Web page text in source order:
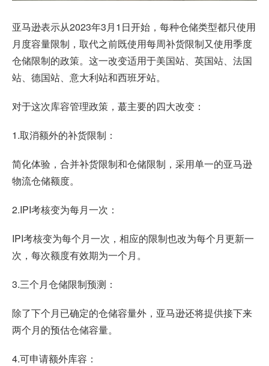
亚马逊表示从2023年3月1日开始，每种仓储类型都只使用
月度容量限制，取代之前既使用每周补货限制又使用季度
仓储限制的政策。这一改变适用于美国站、英国站、法国
站、德国站、意大利站和西班牙站。
对于这次库容管理政策，蕞主要的四大改变：
1.取消额外的补货限制：
简化体验，合并补货限制和仓储限制，采用单一的亚马逊
物流仓储额度。
2.IPI考核变为每月一次：
IPI考核变为每个月一次，相应的限制也改为每个月更新一
次，每次额度有效期为一个月。
3.三个月仓储限制预测：
除了下个月已确定的仓储容量外，亚马逊还将提供接下来
两个月的预估仓储容量。
4.可申请额外库容：